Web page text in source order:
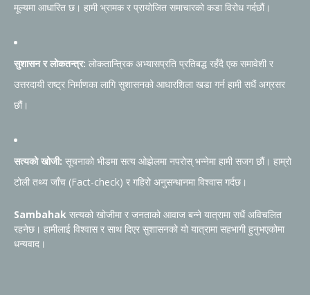
मूल्यमा आधारित छ। हामी भ्रामक र प्रायोजित समाचारको कडा विरोध गर्दछौं।
सुशासन र लोकतन्त्र: लोकतान्त्रिक अभ्यासप्रति प्रतिबद्ध रहँदै एक समावेशी र
उत्तरदायी राष्ट्र निर्माणका लागि सुशासनको आधारशिला खडा गर्न हामी सधैं अग्रसर
छौं।
सत्यको खोजी: सूचनाको भीडमा सत्य ओझेलमा नपरोस् भन्नेमा हामी सजग छौं। हाम्रो
टोली तथ्य जाँच (Fact-check) र गहिरो अनुसन्धानमा विश्वास गर्दछ।
Sambahak सत्यको खोजीमा र जनताको आवाज बन्ने यात्रामा सधैं अविचलित
रहनेछ। हामीलाई विश्वास र साथ दिएर सुशासनको यो यात्रामा सहभागी हुनुभएकोमा
धन्यवाद।